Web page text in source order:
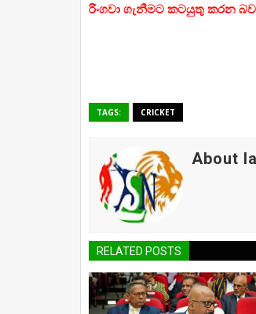
රිංගවා ගැනීමට කටයුතු කරන
TAGS: CRICKET
About
RELATED POSTS